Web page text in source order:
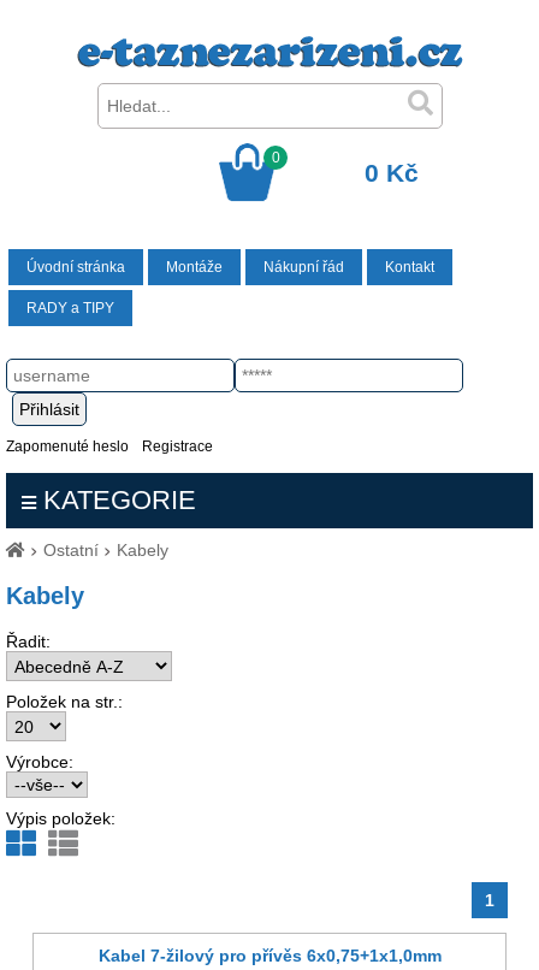
0
0 Kč
Úvodní stránka Montáže Nákupní řád Kontakt
RADY a TIPY
Zapomenuté heslo Registrace
KATEGORIE
Ostatní Kabely
Kabely
Řadit:
Položek na str.:
Výrobce:
Výpis položek:
1
Kabel 7-žilový pro přívěs 6x0,75+1x1,0mm